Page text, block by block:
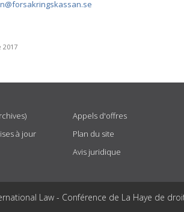
2017
à jour
Appels d'offres
Plan du site
Avis juridique
Law - Conférence de La Haye de